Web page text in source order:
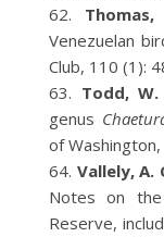
Venezuelan
Club, 110 (1):
Todd, W.
genus
of
Vallely, A.
Notes on
Reserve,